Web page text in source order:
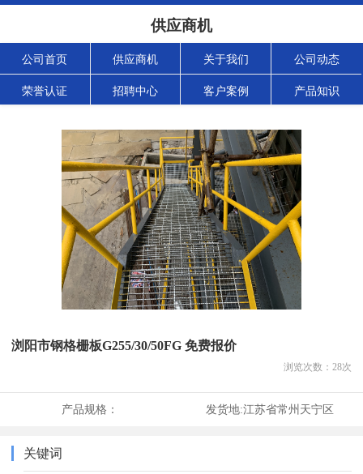
供应商机
公司首页 供应商机 关于我们 公司动态
荣誉认证 招聘中心 客户案例 产品知识
浏阳市钢格栅板G255/30/50FG 免费报价
浏览次数： 28次
产品规格： 发货地:江苏省常州天宁区
关键词